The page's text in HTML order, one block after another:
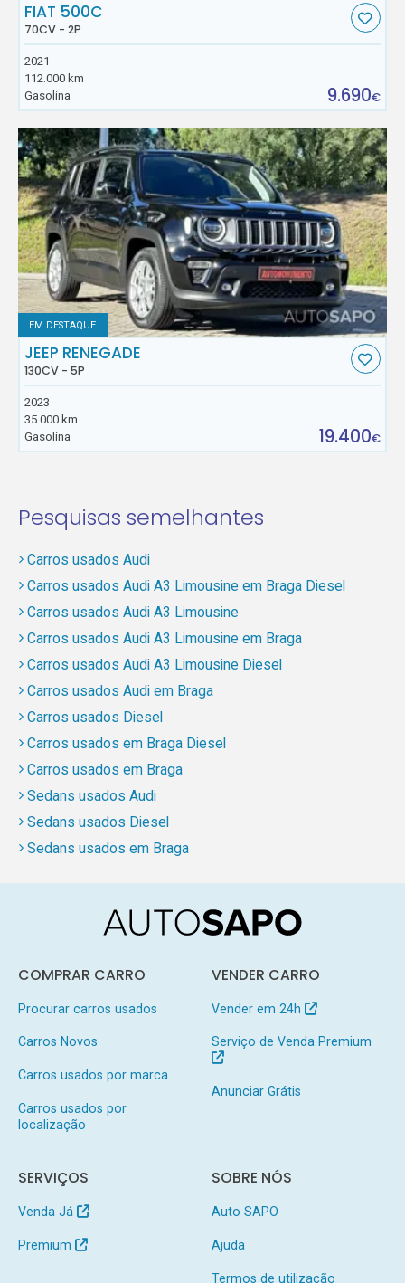
FIAT 500C
70CV - 2P
2021
112.000 km
Gasolina
9.690€
EM DESTAQUE
JEEP RENEGADE
130CV - 5P
2023
35.000 km
Gasolina
19.400€
Pesquisas semelhantes
Carros usados Audi
Carros usados Audi A3 Limousine em Braga Diesel
Carros usados Audi A3 Limousine
Carros usados Audi A3 Limousine em Braga
Carros usados Audi A3 Limousine Diesel
Carros usados Audi em Braga
Carros usados Diesel
Carros usados em Braga Diesel
Carros usados em Braga
Sedans usados Audi
Sedans usados Diesel
Sedans usados em Braga
COMPRAR CARRO
Procurar carros usados
Carros Novos
Carros usados por marca
Carros usados por
localização
VENDER CARRO
Vender em 24h
Serviço de Venda Premium
Anunciar Grátis
SERVIÇOS
Venda Já
Premium
SOBRE NÓS
Auto SAPO
Ajuda
Termos de utilização